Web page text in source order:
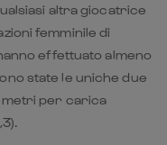
altra giocatrice
femminile di
effettuato almeno
state le uniche due
metri per carica